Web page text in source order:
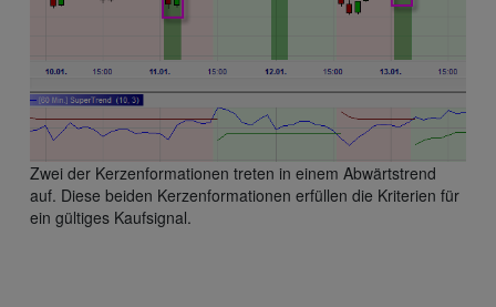
Zwei der Kerzenformationen treten in einem Abwärtstrend
auf. Diese beiden Kerzenformationen erfüllen die Kriterien für
ein gültiges Kaufsignal.